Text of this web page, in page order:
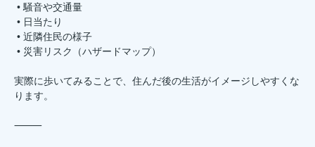
• 騒音や交通量
• 日当たり
• 近隣住民の様子
• 災害リスク（ハザードマップ）
実際に歩いてみることで、住んだ後の生活がイメージしやすくな
ります。
⸻